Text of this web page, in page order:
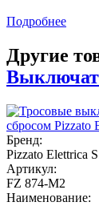
Подробнее
Другие
Бренд:
Pizzato Elettrica
Артикул:
FZ 874-M2
Наименование: